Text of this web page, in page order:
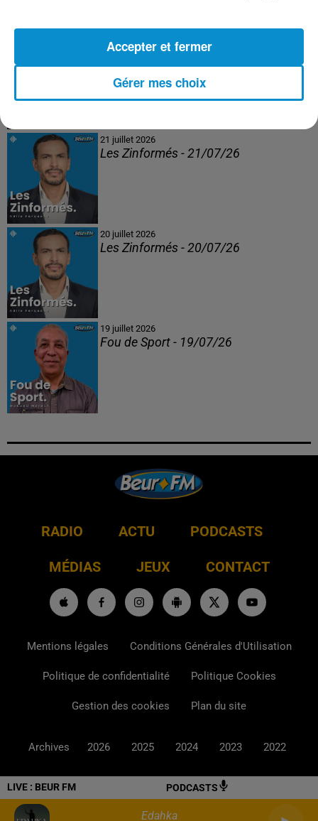
LIVE : BEUR FM PODCASTS
Edahka
22 juillet 2026
Les Zinformés - 22/07/26
21 juillet 2026
Les Zinformés - 21/07/26
20 juillet 2026
Les Zinformés - 20/07/26
19 juillet 2026
Fou de Sport - 19/07/26
RADIO ACTU PODCASTS
MÉDIAS JEUX CONTACT
Mentions légales Conditions Générales d'Utilisation
Politique de confidentialité Politique Cookies
Gestion des cookies Plan du site
Archives 2026 2025 2024 2023 2022
Gérer mes choix
Accepter et fermer